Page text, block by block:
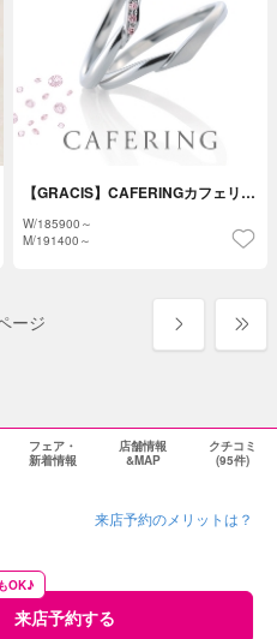
【GRACIS】CAFERINGカフェリ…
W/185900～
M/191400～
ージ
フェア・
新着情報
店舗情報
&MAP
クチコミ
(95件)
来店予約のメリットは？
来店予約する
OK♪